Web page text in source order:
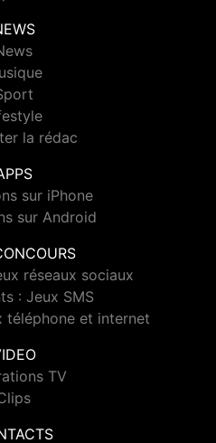
la rédac
sur iPhone
sur Android
réseaux sociaux
: Jeux SMS
téléphone et internet
TV